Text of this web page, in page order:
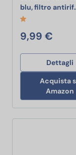
blu, filtro
9,99 €
Dettagli
Acquista
Amazon